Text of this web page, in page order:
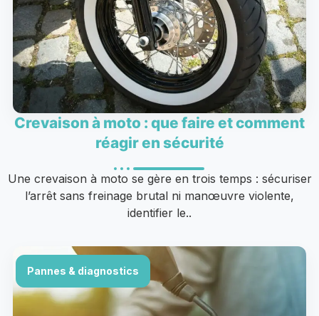
Crevaison à moto : que faire et comment
réagir en sécurité
Une crevaison à moto se gère en trois temps : sécuriser
l’arrêt sans freinage brutal ni manœuvre violente,
identifier le..
Pannes & diagnostics